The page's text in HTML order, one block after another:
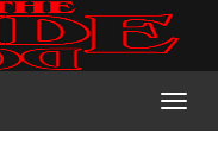
augusztus 7. péntek
Ibolya